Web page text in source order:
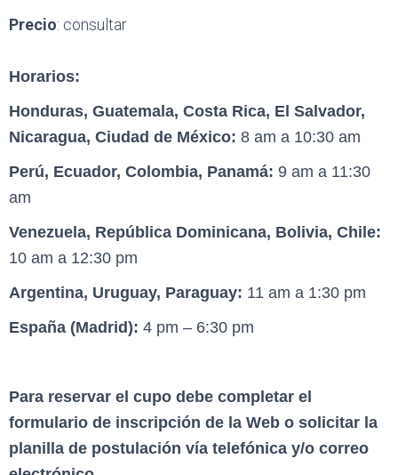
Precio: consultar
Horarios:
Honduras, Guatemala, Costa Rica, El Salvador,
Nicaragua, Ciudad de México: 8 am a 10:30 am
Perú, Ecuador, Colombia, Panamá: 9 am a 11:30
am
Venezuela, República Dominicana, Bolivia, Chile:
10 am a 12:30 pm
Argentina, Uruguay, Paraguay: 11 am a 1:30 pm
España (Madrid): 4 pm – 6:30 pm
Para reservar el cupo debe completar el
formulario de inscripción de la Web o solicitar la
planilla de postulación vía telefónica y/o correo